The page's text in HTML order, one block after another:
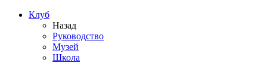
Клуб
Назад
Руководство
Музей
Школа